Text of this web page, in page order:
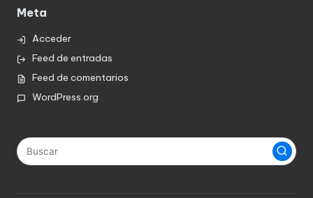
Meta
Acceder
Feed de entradas
Feed de comentarios
WordPress.org